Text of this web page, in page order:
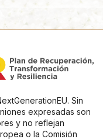
Sin
expresadas son
y no reflejan
o la Comisión